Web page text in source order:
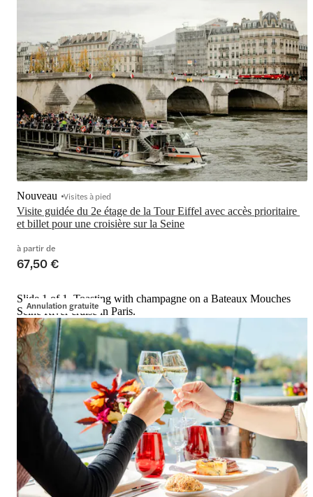
Visite guidée du 2e étage de la Tour Eiffel avec accès prioritaire
et billet pour une croisière sur la Seine
Nouveau Visites à pied
à partir de
67,50 €
Annulation gratuite
Slide 1 of 1, Toasting with champagne on a Bateaux Mouches
Seine River cruise in Paris.